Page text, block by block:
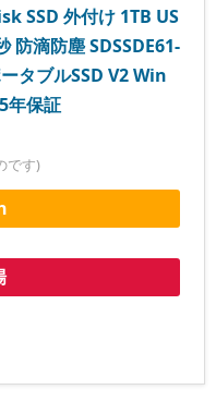
SSD 外付け 1TB US
防滴防塵 SDSSDE61-
タブルSSD V2 Win
年保証
です)